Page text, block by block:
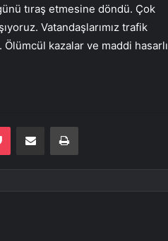
tıraş etmesine döndü. Çok
Vatandaşlarımız trafik
kazalar ve maddi hasarlı
Pocket E-Posta ile paylaş Yazdır